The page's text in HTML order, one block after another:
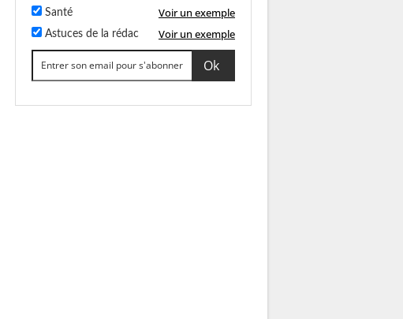
Santé Voir un exemple
Astuces de la rédac Voir un exemple